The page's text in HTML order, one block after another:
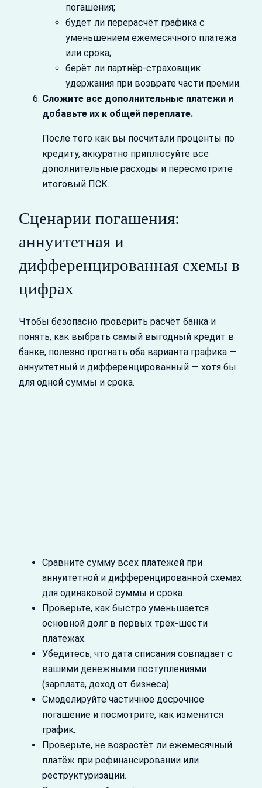
погашения;
будет ли перерасчёт графика с
уменьшением ежемесячного платежа
или срока;
берёт ли партнёр‑страховщик
удержания при возврате части премии.
Сложите все дополнительные платежи и
добавьте их к общей переплате.
После того как вы посчитали проценты по
кредиту, аккуратно приплюсуйте все
дополнительные расходы и пересмотрите
итоговый ПСК.
Сценарии погашения:
аннуитетная и
дифференцированная схемы в
цифрах
Чтобы безопасно проверить расчёт банка и
понять, как выбрать самый выгодный кредит в
банке, полезно прогнать оба варианта графика —
аннуитетный и дифференцированный — хотя бы
для одной суммы и срока.
Сравните сумму всех платежей при
аннуитетной и дифференцированной схемах
для одинаковой суммы и срока.
Проверьте, как быстро уменьшается
основной долг в первых трёх‑шести
платежах.
Убедитесь, что дата списания совпадает с
вашими денежными поступлениями
(зарплата, доход от бизнеса).
Смоделируйте частичное досрочное
погашение и посмотрите, как изменится
график.
Проверьте, не возрастёт ли ежемесячный
платёж при рефинансировании или
реструктуризации.